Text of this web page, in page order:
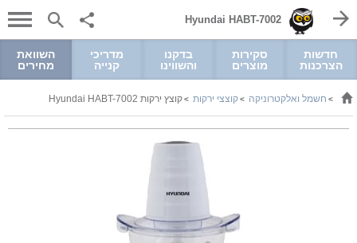
Hyundai HABT-7002
חדשות
הצרכנות
סקירות
מוצרים
בדקנו
והשווינו
מדריכי
קנייה
השוואת
מחירים
> חשמל ואלקטרוניקה >קוצצי ירקות >קוצץ ירקות Hyundai HABT-7002